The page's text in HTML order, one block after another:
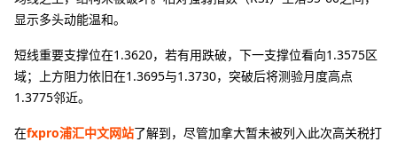
显示多头动能温和。
短线重要支撑位在1.3620，若有用跌破，下一支撑位看向1.3575区
域；上方阻力依旧在1.3695与1.3730，突破后将测验月度高点
1.3775邻近。
在fxpro浦汇中文网站了解到，尽管加拿大暂未被列入此次高关税打